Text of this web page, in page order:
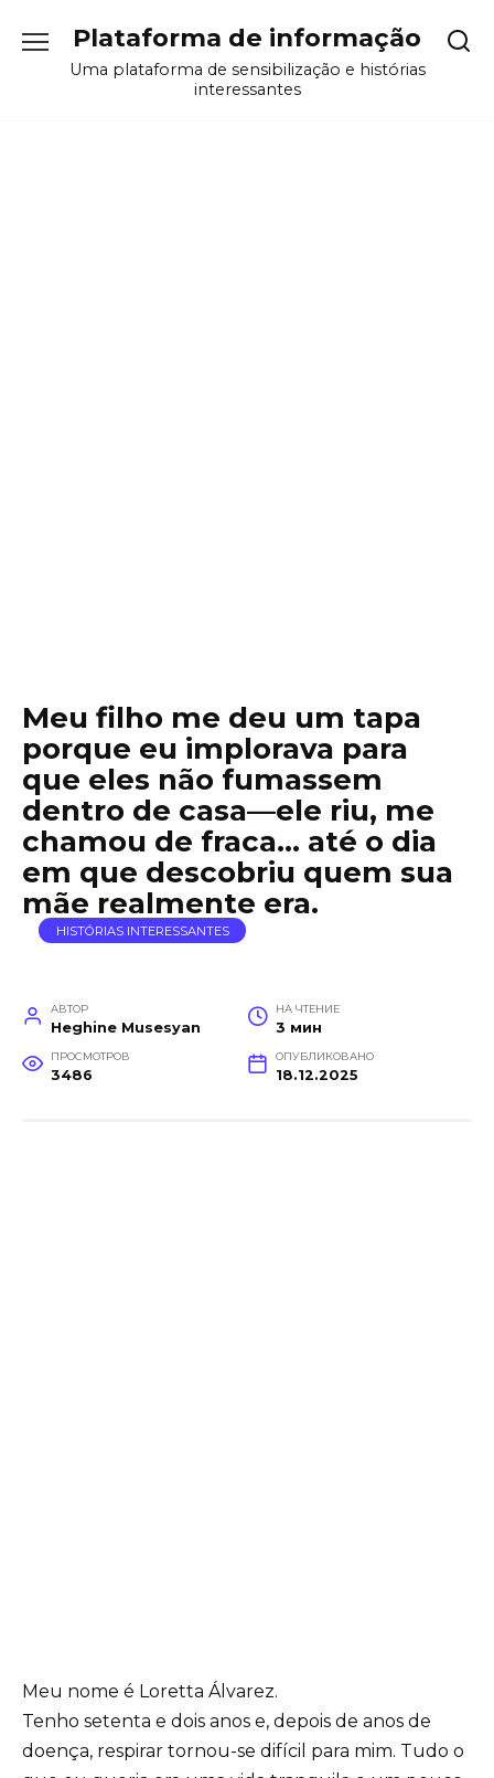
содержанию
Plataforma de informação
Uma plataforma de sensibilização e histórias
interessantes
Meu filho me deu um tapa
porque eu implorava para
que eles não fumassem
dentro de casa—ele riu, me
chamou de fraca… até o dia
em que descobriu quem sua
mãe realmente era.
HISTÓRIAS INTERESSANTES
АВТОР
Heghine Musesyan
НА ЧТЕНИЕ
3 мин
ПРОСМОТРОВ
3486
ОПУБЛИКОВАНО
18.12.2025
Meu nome é Loretta Álvarez.
Tenho setenta e dois anos e, depois de anos de
doença, respirar tornou-se difícil para mim. Tudo o